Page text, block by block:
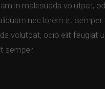
in malesuada volutpat,
nec lorem et
volutpat, odio elit feugiat
semper.